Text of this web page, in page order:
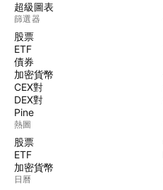
超級圖表
篩選器
股票
ETF
債券
加密貨幣
CEX對
DEX對
Pine
熱圖
股票
ETF
加密貨幣
日曆